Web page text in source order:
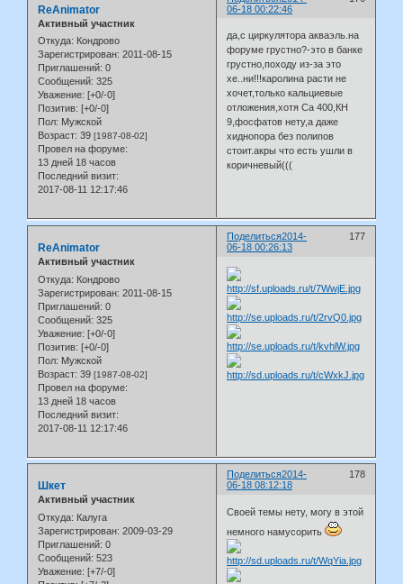
06-18 00:22:46
ReAnimator
Активный участник
Откуда: Кондрово
Зарегистрирован: 2011-08-15
Приглашений: 0
Сообщений: 325
Уважение: [+0/-0]
Позитив: [+0/-0]
Пол: Мужской
Возраст: 39 [1987-08-02]
Провел на форуме:
13 дней 18 часов
Последний визит:
2017-08-11 12:17:46
да,с циркулятора акваэль.на
форуме грустно?-это в банке
грустно,походу из-за это
хе..ни!!!каролина расти не
хочет,только кальциевые
отложения,хотя Са 400,КН
9,фосфатов нету,а даже
хиднопора без полипов
стоит.акры что есть ушли в
коричневый(((
Поделиться 177
2014-
06-18 00:26:13
ReAnimator
Активный участник
Откуда: Кондрово
Зарегистрирован: 2011-08-15
Приглашений: 0
Сообщений: 325
Уважение: [+0/-0]
Позитив: [+0/-0]
Пол: Мужской
Возраст: 39 [1987-08-02]
Провел на форуме:
13 дней 18 часов
Последний визит:
2017-08-11 12:17:46
Поделиться 178
2014-
06-18 08:12:18
Шкет
Активный участник
Откуда: Калуга
Зарегистрирован: 2009-03-29
Приглашений: 0
Сообщений: 523
Уважение: [+7/-0]
Своей темы нету, могу в этой
немного намусорить